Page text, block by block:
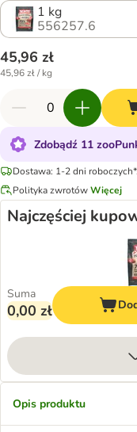
1 kg
556257.6
45,96 zł
45,96 zł / kg
Zdobądź 11
Dostawa: 1-2 dni roboczych*.
Polityka zwrotówWięcej
Najczęściej
Suma
0,00 zł
Opis produktu